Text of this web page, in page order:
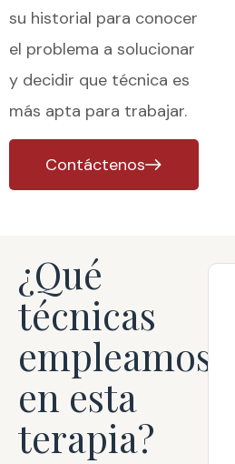
su historial para conocer
el problema a solucionar
y decidir que técnica es
más apta para trabajar.
Contáctenos
¿Qué
técnicas
empleamos
en esta
terapia?​